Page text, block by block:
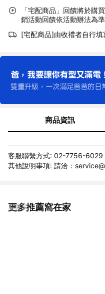
「宅配商品」回饋將於購
銷活動回饋依活動辦法為準
[宅配商品]由收禮者自行填
商品資訊
客服聯繫方式: 02-7756-6029
其他說明事項: 請洽：
更多推薦窩在家
看更多